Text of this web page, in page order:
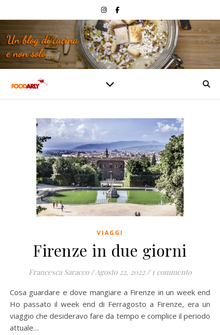
VIAGGI
Firenze in due giorni
Francesca Saracco /Agosto 22, 2022 / 1 commento
Cosa guardare e dove mangiare a Firenze in un week end
Ho passato il week end di Ferragosto a Firenze, era un
viaggio che desideravo fare da tempo e complice il periodo
attuale…